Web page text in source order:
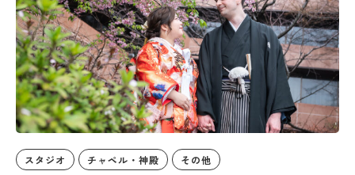
スタジオ チャペル・神殿 その他